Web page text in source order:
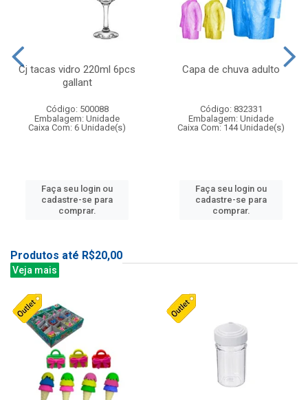
Cj tacas vidro 220ml 6pcs
gallant
Código: 500088
Embalagem: Unidade
Caixa Com: 6 Unidade(s)
Faça seu login ou
cadastre-se para
comprar.
Capa de chuva adulto
Código: 832331
Embalagem: Unidade
Caixa Com: 144 Unidade(s)
Faça seu login ou
cadastre-se para
comprar.
Produtos até R$20,00
Veja mais